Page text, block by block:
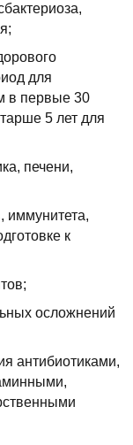
для
в первые 30
5 лет для
печени,
иммунитета,
к
осложнений
антибиотиками,